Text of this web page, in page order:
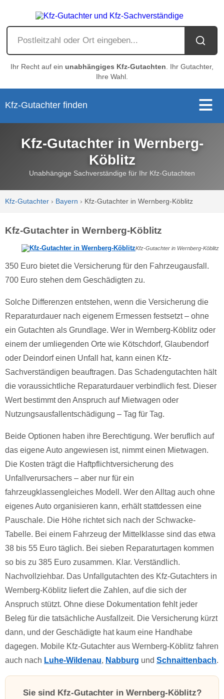
Ihr Recht auf ein unabhängiges Kfz-Gutachten . Ihr Gutachter,
Ihre Wahl.
Kfz-Gutachter finden
Kfz-Gutachter in Wernberg-
Köblitz
Unabhängige Sachverständige für Ihr Kfz-Gutachten
Kfz-Gutachter › Bayern › Kfz-Gutachter in Wernberg-Köblitz
Kfz-Gutachter in Wernberg-Köblitz
Kfz-Gutachter in Wernberg-Köblitz
350 Euro bietet die Versicherung für den Fahrzeugausfall.
700 Euro stehen dem Geschädigten zu.
Solche Differenzen entstehen, wenn die Versicherung die
Reparaturdauer nach eigenem Ermessen festsetzt – ohne
ein Gutachten als Grundlage. Wer in Wernberg-Köblitz oder
einem der umliegenden Orte wie Kötschdorf, Glaubendorf
oder Deindorf einen Unfall hat, kann einen Kfz-
Sachverständigen beauftragen. Das Schadengutachten hält
die voraussichtliche Reparaturdauer verbindlich fest. Dieser
Wert bestimmt den Anspruch auf Mietwagen oder
Nutzungsausfallentschädigung – Tag für Tag.
Beide Optionen haben ihre Berechtigung. Wer beruflich auf
das eigene Auto angewiesen ist, nimmt einen Mietwagen.
Die Kosten trägt die Haftpflichtversicherung des
Unfallverursachers – aber nur für ein
fahrzeugklassengleiches Modell. Wer den Alltag auch ohne
eigenes Auto organisieren kann, erhält stattdessen eine
Pauschale. Die Höhe richtet sich nach der Schwacke-
Tabelle. Bei einem Fahrzeug der Mittelklasse sind das etwa
38 bis 55 Euro täglich. Bei sieben Reparaturtagen kommen
so bis zu 385 Euro zusammen. Klar. Verständlich.
Nachvollziehbar. Das Unfallgutachten des Kfz-Gutachters in
Wernberg-Köblitz liefert die Zahlen, auf die sich der
Anspruch stützt. Ohne diese Dokumentation fehlt jeder
Beleg für die tatsächliche Ausfallzeit. Die Versicherung kürzt
dann, und der Geschädigte hat kaum eine Handhabe
dagegen. Mobile Kfz-Gutachter aus Wernberg-Köblitz fahren
auch nach Luhe-Wildenau, Nabburg und Schnaittenbach.
Sie sind Kfz-Gutachter in Wernberg-Köblitz?